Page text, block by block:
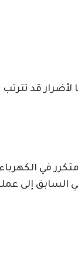
لأضرار قد
في
السابق إلى